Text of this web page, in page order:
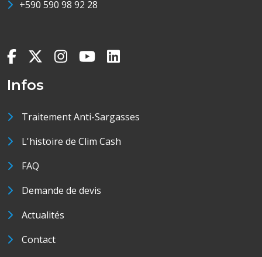
+590 590 98 92 28
Infos
Traitement Anti-Sargasses
L'histoire de Clim Cash
FAQ
Demande de devis
Actualités
Contact